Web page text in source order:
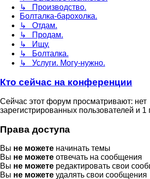
↳ Производство.
Болталка-барохолка.
↳ Отдам.
↳ Продам.
↳ Ищу.
↳ Болталка.
↳ Услуги. Могу-нужно.
Кто сейчас на конференции
Сейчас этот форум просматривают: нет
зарегистрированных пользователей и 1
Права доступа
Вы не можете начинать темы
Вы не можете отвечать на сообщения
Вы не можете редактировать свои
Вы не можете удалять свои сообщения